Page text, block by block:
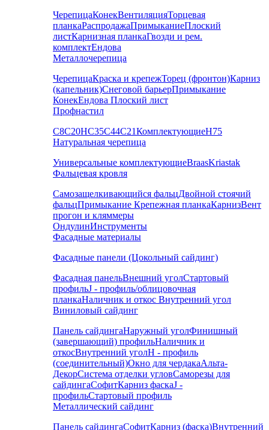
ЧерепицаКонекВентиляцияТорцевая
планкаРаспродажаПримыканиеПлоский
листКарнизная планкаГвозди и рем.
комплектЕндова
Металлочерепица
ЧерепицаКраска и крепежТорец (фронтон)Карниз
(капельник)Снеговой барьерПримыкание
КонекЕндова Плоский лист
Профнастил
С8С20НС35С44С21КомплектующиеН75
Натуральная черепица
Универсальные комплектующиеBraasKriastak
Фальцевая кровля
Самозащелкивающийся фальцДвойной стоячий
фальцПримыкание Крепежная планкаКарнизВент
прогон и кляммеры
ОндулинИнструменты
Фасадные материалы
Фасадные панели (Цокольный сайдинг)
Фасадная панельВнешний уголСтартовый
профильJ - профиль/облицовочная
планкаНаличник и откос Внутренний угол
Виниловый сайдинг
Панель сайдингаНаружный уголФинишный
(завершающий) профильНаличник и
откосВнутренний уголH - профиль
(соединительный)Окно для чердакаАльта-
ДекорСистема отделки угловСаморезы для
сайдингаСофитКарниз фаскаJ -
профильСтартовый профиль
Металлический сайдинг
Панель сайдингаСофитКарниз (фаска)Внутренний